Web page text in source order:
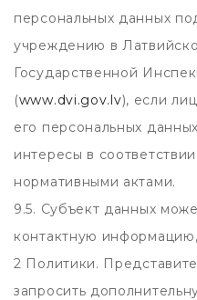
персональных данных
учреждению в
Государственной
(www.dvi.gov.lv), если
его персональных
интересы в
нормативными актами.
9.5. Субъект данных
контактную
2 Политики.
запросить